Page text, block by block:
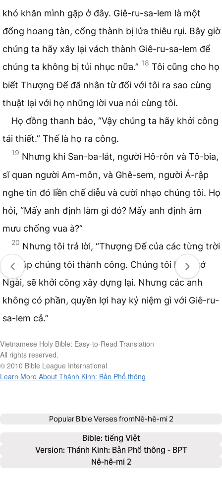
khó khăn mình gặp ở đây. Giê-ru-sa-lem là một
đống hoang tàn, cổng thành bị lửa thiêu rụi. Bây giờ
chúng ta hãy xây lại vách thành Giê-ru-sa-lem để
chúng ta không bị tủi nhục nữa.” 18 Tôi cũng cho họ
biết Thượng Đế đã nhân từ đối với tôi ra sao cùng
thuật lại với họ những lời vua nói cùng tôi.
Họ đồng thanh bảo, “Vậy chúng ta hãy khởi công
tái thiết.” Thế là họ ra công.
19 Nhưng khi San-ba-lát, người Hô-rôn và Tô-bia,
sĩ quan người Am-môn, và Ghê-sem, người Á-rập
nghe tin đó liền chế diễu và cười nhạo chúng tôi. Họ
hỏi, “Mấy anh định làm gì đó? Mấy anh định âm
mưu chống vua à?”
20 Nhưng tôi trả lời, “Thượng Đế của các từng trời
sẽ giúp chúng tôi thành công. Chúng tôi là tôi tớ
Ngài, sẽ khởi công xây dựng lại. Nhưng các anh
không có phần, quyền lợi hay kỷ niệm gì với Giê-ru-
sa-lem cả.”
Vietnamese Holy Bible: Easy-to-Read Translation
All rights reserved.
© 2010 Bible League International
Learn More About Thánh Kinh: Bản Phổ thông
Popular Bible Verses fromNê-hê-mi 2
Bible: tiếng Việt
Version: Thánh Kinh: Bản Phổ thông - BPT
Nê-hê-mi 2